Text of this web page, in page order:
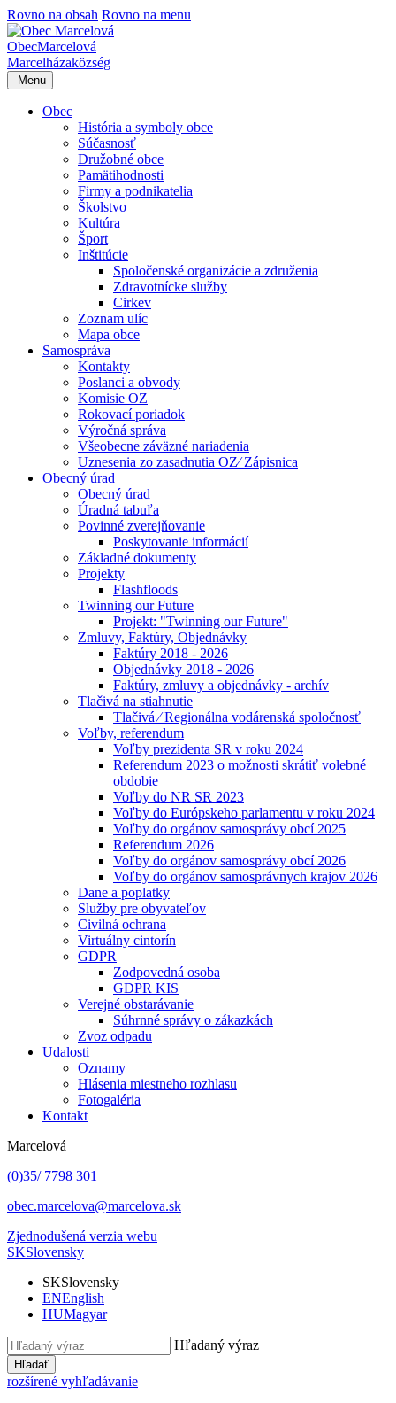
Rovno na obsah Rovno na menu
ObecMarcelová
Marcelházaközség
Menu
Obec
História a symboly obce
Súčasnosť
Družobné obce
Pamätihodnosti
Firmy a podnikatelia
Školstvo
Kultúra
Šport
Inštitúcie
Spoločenské organizácie a združenia
Zdravotnícke služby
Cirkev
Zoznam ulíc
Mapa obce
Samospráva
Kontakty
Poslanci a obvody
Komisie OZ
Rokovací poriadok
Výročná správa
Všeobecne záväzné nariadenia
Uznesenia zo zasadnutia OZ⁄ Zápisnica
Obecný úrad
Obecný úrad
Úradná tabuľa
Povinné zverejňovanie
Poskytovanie informácií
Základné dokumenty
Projekty
Flashfloods
Twinning our Future
Projekt: "Twinning our Future"
Zmluvy, Faktúry, Objednávky
Faktúry 2018 - 2026
Objednávky 2018 - 2026
Faktúry, zmluvy a objednávky - archív
Tlačivá na stiahnutie
Tlačivá ⁄ Regionálna vodárenská spoločnosť
Voľby, referendum
Voľby prezidenta SR v roku 2024
Referendum 2023 o možnosti skrátiť volebné
obdobie
Voľby do NR SR 2023
Voľby do Európskeho parlamentu v roku 2024
Voľby do orgánov samosprávy obcí 2025
Referendum 2026
Voľby do orgánov samosprávy obcí 2026
Voľby do orgánov samosprávnych krajov 2026
Dane a poplatky
Služby pre obyvateľov
Civilná ochrana
Virtuálny cintorín
GDPR
Zodpovedná osoba
GDPR KIS
Verejné obstarávanie
Súhrnné správy o zákazkách
Zvoz odpadu
Udalosti
Oznamy
Hlásenia miestneho rozhlasu
Fotogaléria
Kontakt
Marcelová
(0)35/ 7798 301
obec.marcelova@marcelova.sk
Zjednodušená verzia webu
SKSlovensky
SKSlovensky
ENEnglish
HUMagyar
Hľadaný výraz
Hľadať
rozšírené vyhľadávanie